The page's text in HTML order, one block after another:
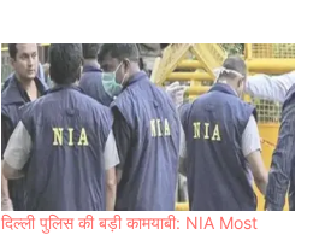
दिल्ली पुलिस की बड़ी कामयाबी: NIA Most